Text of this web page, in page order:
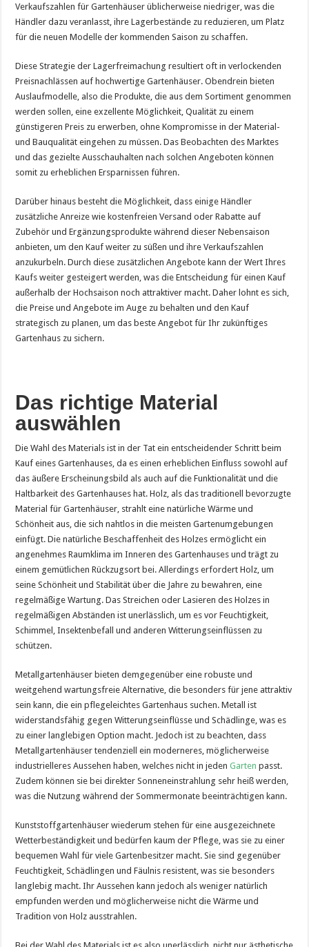
Verkaufszahlen für Gartenhäuser üblicherweise niedriger, was die
Händler dazu veranlasst, ihre Lagerbestände zu reduzieren, um Platz
für die neuen Modelle der kommenden Saison zu schaffen.
Diese Strategie der Lagerfreimachung resultiert oft in verlockenden
Preisnachlässen auf hochwertige Gartenhäuser. Obendrein bieten
Auslaufmodelle, also die Produkte, die aus dem Sortiment genommen
werden sollen, eine exzellente Möglichkeit, Qualität zu einem
günstigeren Preis zu erwerben, ohne Kompromisse in der Material-
und Bauqualität eingehen zu müssen. Das Beobachten des Marktes
und das gezielte Ausschauhalten nach solchen Angeboten können
somit zu erheblichen Ersparnissen führen.
Darüber hinaus besteht die Möglichkeit, dass einige Händler
zusätzliche Anreize wie kostenfreien Versand oder Rabatte auf
Zubehör und Ergänzungsprodukte während dieser Nebensaison
anbieten, um den Kauf weiter zu süßen und ihre Verkaufszahlen
anzukurbeln. Durch diese zusätzlichen Angebote kann der Wert Ihres
Kaufs weiter gesteigert werden, was die Entscheidung für einen Kauf
außerhalb der Hochsaison noch attraktiver macht. Daher lohnt es sich,
die Preise und Angebote im Auge zu behalten und den Kauf
strategisch zu planen, um das beste Angebot für Ihr zukünftiges
Gartenhaus zu sichern.
Das richtige Material
auswählen
Die Wahl des Materials ist in der Tat ein entscheidender Schritt beim
Kauf eines Gartenhauses, da es einen erheblichen Einfluss sowohl auf
das äußere Erscheinungsbild als auch auf die Funktionalität und die
Haltbarkeit des Gartenhauses hat. Holz, als das traditionell bevorzugte
Material für Gartenhäuser, strahlt eine natürliche Wärme und
Schönheit aus, die sich nahtlos in die meisten Gartenumgebungen
einfügt. Die natürliche Beschaffenheit des Holzes ermöglicht ein
angenehmes Raumklima im Inneren des Gartenhauses und trägt zu
einem gemütlichen Rückzugsort bei. Allerdings erfordert Holz, um
seine Schönheit und Stabilität über die Jahre zu bewahren, eine
regelmäßige Wartung. Das Streichen oder Lasieren des Holzes in
regelmäßigen Abständen ist unerlässlich, um es vor Feuchtigkeit,
Schimmel, Insektenbefall und anderen Witterungseinflüssen zu
schützen.
Metallgartenhäuser bieten demgegenüber eine robuste und
weitgehend wartungsfreie Alternative, die besonders für jene attraktiv
sein kann, die ein pflegeleichtes Gartenhaus suchen. Metall ist
widerstandsfähig gegen Witterungseinflüsse und Schädlinge, was es
zu einer langlebigen Option macht. Jedoch ist zu beachten, dass
Metallgartenhäuser tendenziell ein moderneres, möglicherweise
industrielleres Aussehen haben, welches nicht in jedenGarten passt.
Zudem können sie bei direkter Sonneneinstrahlung sehr heiß werden,
was die Nutzung während der Sommermonate beeinträchtigen kann.
Kunststoffgartenhäuser wiederum stehen für eine ausgezeichnete
Wetterbeständigkeit und bedürfen kaum der Pflege, was sie zu einer
bequemen Wahl für viele Gartenbesitzer macht. Sie sind gegenüber
Feuchtigkeit, Schädlingen und Fäulnis resistent, was sie besonders
langlebig macht. Ihr Aussehen kann jedoch als weniger natürlich
empfunden werden und möglicherweise nicht die Wärme und
Tradition von Holz ausstrahlen.